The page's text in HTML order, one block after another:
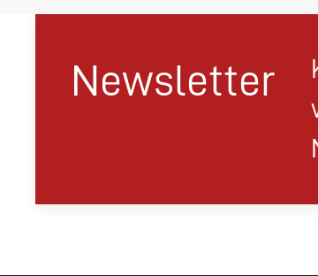
Newsletter